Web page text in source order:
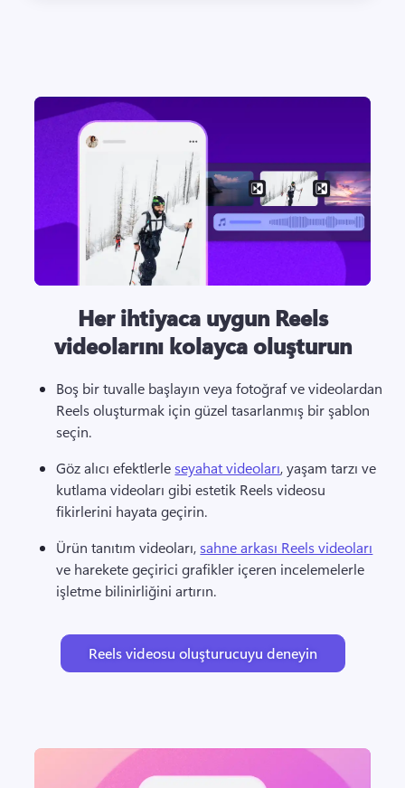
Her ihtiyaca uygun Reels
videolarını kolayca oluşturun
Boş bir tuvalle başlayın veya fotoğraf ve videolardan
Reels oluşturmak için güzel tasarlanmış bir şablon
seçin.
Göz alıcı efektlerle seyahat videoları, yaşam tarzı ve
kutlama videoları gibi estetik Reels videosu
fikirlerini hayata geçirin.
Ürün tanıtım videoları, sahne arkası Reels videoları
ve harekete geçirici grafikler içeren incelemelerle
işletme bilinirliğini artırın.
Reels videosu oluşturucuyu deneyin